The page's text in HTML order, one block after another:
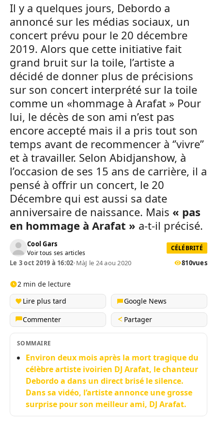
Il y a quelques jours, Debordo a
annoncé sur les médias sociaux, un
concert prévu pour le 20 décembre
2019. Alors que cette initiative fait
grand bruit sur la toile, l’artiste a
décidé de donner plus de précisions
sur son concert interprété sur la toile
comme un «hommage à Arafat » Pour
lui, le décès de son ami n’est pas
encore accepté mais il a pris tout son
temps avant de recommencer à ‘’vivre’’
et à travailler. Selon Abidjanshow, à
l’occasion de ses 15 ans de carrière, il a
pensé à offrir un concert, le 20
Décembre qui est aussi sa date
anniversaire de naissance. Mais « pas
en hommage à Arafat » a-t-il précisé.
Cool Gars
Voir tous ses articles
CÉLÉBRITÉ
Le 3 oct 2019 à 16:02•MàJ le 24 aou 2020 810vues
2 min de lecture
Lire plus tard
Google News
Commenter
Partager
SOMMAIRE
Environ deux mois après la mort tragique du
célèbre artiste ivoirien DJ Arafat, le chanteur
Debordo a dans un direct brisé le silence.
Dans sa vidéo, l’artiste annonce une grosse
surprise pour son meilleur ami, DJ Arafat.